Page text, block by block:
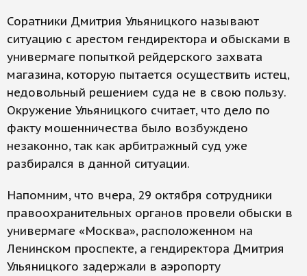
Соратники Дмитрия Ульяницкого называют
ситуацию с арестом гендиректора и обысками в
универмаге попыткой рейдерского захвата
магазина, которую пытается осуществить истец,
недовольный решением суда не в свою пользу.
Окружение Ульяницкого считает, что дело по
факту мошенничества было возбуждено
незаконно, так как арбитражный суд уже
разбирался в данной ситуации.
Напомним, что вчера, 29 октября сотрудники
правоохранительных органов провели обыски в
универмаге «Москва», расположенном на
Ленинском проспекте, а гендиректора Дмитрия
Ульяницкого задержали в аэропорту